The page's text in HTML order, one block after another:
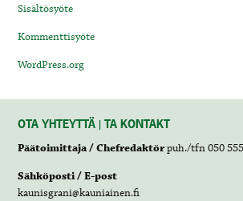
Sisältösyöte
Kommenttisyöte
WordPress.org
OTA YHTEYTTÄ | TA KONTAKT
Päätoimittaja / Chefredaktörpuh./tfn 050
Sähköposti / E-post
kaunisgrani@kauniainen.fi